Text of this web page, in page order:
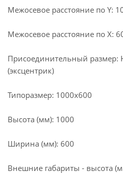
Межосевое расстояние по Y:
Межосевое расстояние по X:
Присоединительный размер:
(эксцентрик)
Типоразмер: 1000x600
Высота (мм): 1000
Ширина (мм): 600
Внешние габариты - высота